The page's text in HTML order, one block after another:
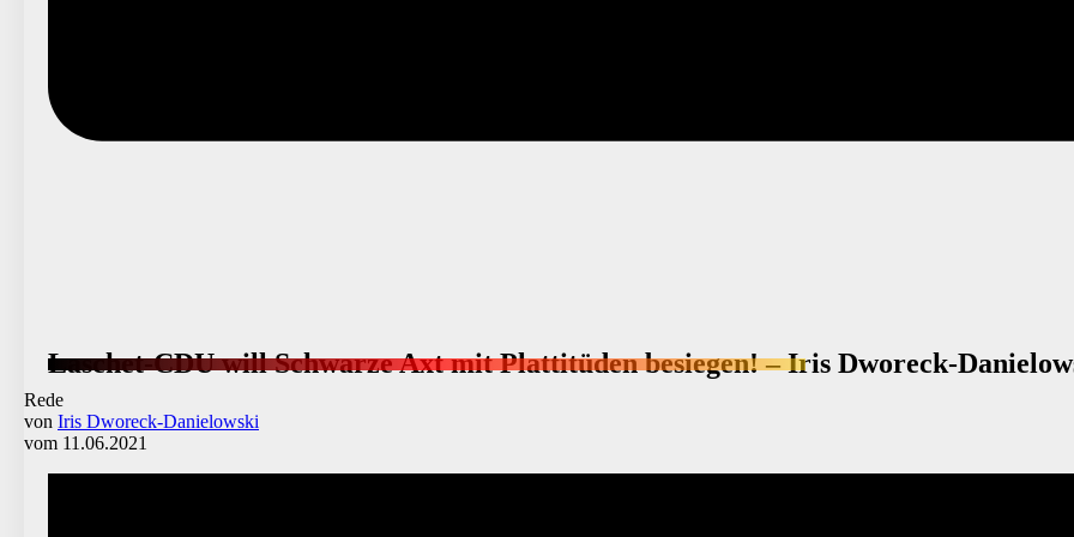
Laschet-CDU will Schwarze Axt mit Plattitüden besiegen! – Iris Dworeck-
Rede
von Iris Dworeck-Danielowski
vom 11.06.2021